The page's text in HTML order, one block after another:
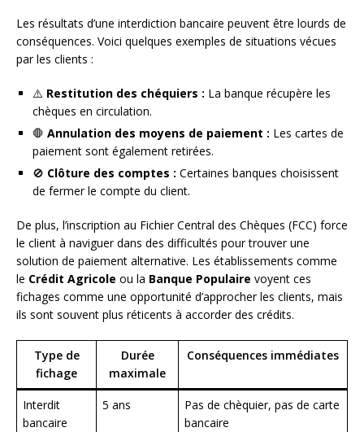
Les résultats d’une interdiction bancaire peuvent être lourds de
conséquences. Voici quelques exemples de situations vécues
par les clients :
⚠️ Restitution des chéquiers : La banque récupère les
chèques en circulation.
🛑 Annulation des moyens de paiement : Les cartes de
paiement sont également retirées.
🚫 Clôture des comptes : Certaines banques choisissent
de fermer le compte du client.
De plus, l’inscription au Fichier Central des Chèques (FCC) force
le client à naviguer dans des difficultés pour trouver une
solution de paiement alternative. Les établissements comme
le Crédit Agricole ou la Banque Populaire voyent ces
fichages comme une opportunité d’approcher les clients, mais
ils sont souvent plus réticents à accorder des crédits.
Type de
fichage
Durée
maximale
Conséquences immédiates
Interdit
bancaire
5 ans
Pas de chèquier, pas de carte
bancaire